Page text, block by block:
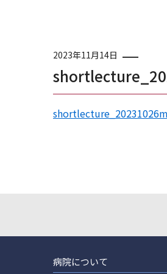
2023年11月14日
shortlecture_20231026m
病院について